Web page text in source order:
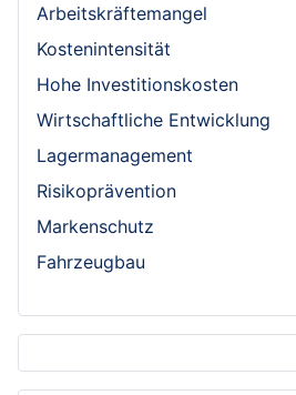
Arbeitskräftemangel
Kostenintensität
Hohe Investitionskosten
Wirtschaftliche Entwicklung
Lagermanagement
Risikoprävention
Markenschutz
Fahrzeugbau